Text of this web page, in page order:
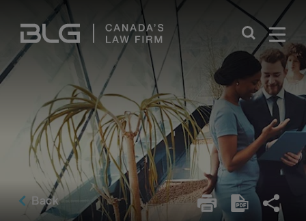
Links
Back